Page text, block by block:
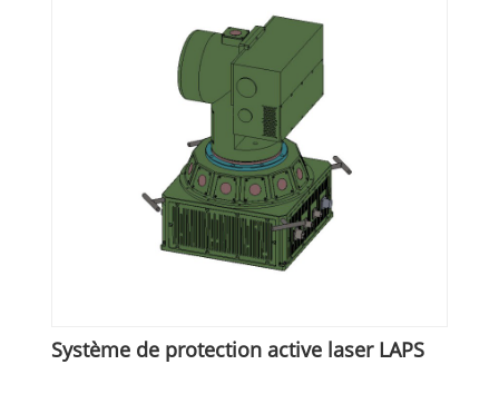
Système de protection active laser LAPS